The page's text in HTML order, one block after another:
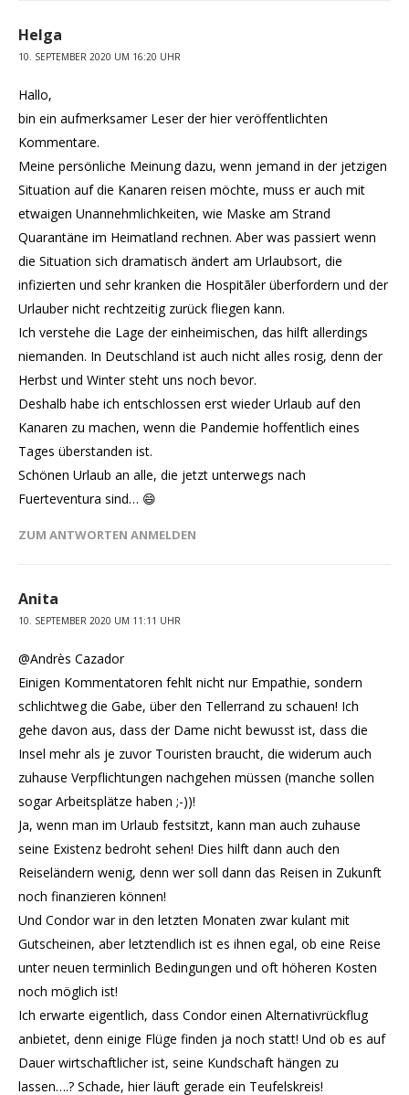
Helga
10. SEPTEMBER 2020 UM 16:20 UHR
Hallo,
bin ein aufmerksamer Leser der hier veröffentlichten
Kommentare.
Meine persönliche Meinung dazu, wenn jemand in der jetzigen
Situation auf die Kanaren reisen möchte, muss er auch mit
etwaigen Unannehmlichkeiten, wie Maske am Strand
Quarantäne im Heimatland rechnen. Aber was passiert wenn
die Situation sich dramatisch ändert am Urlaubsort, die
infizierten und sehr kranken die Hospitãler überfordern und der
Urlauber nicht rechtzeitig zurück fliegen kann.
Ich verstehe die Lage der einheimischen, das hilft allerdings
niemanden. In Deutschland ist auch nicht alles rosig, denn der
Herbst und Winter steht uns noch bevor.
Deshalb habe ich entschlossen erst wieder Urlaub auf den
Kanaren zu machen, wenn die Pandemie hoffentlich eines
Tages überstanden ist.
Schönen Urlaub an alle, die jetzt unterwegs nach
Fuerteventura sind… 😄
ZUM ANTWORTEN ANMELDEN
Anita
10. SEPTEMBER 2020 UM 11:11 UHR
@Andrès Cazador
Einigen Kommentatoren fehlt nicht nur Empathie, sondern
schlichtweg die Gabe, über den Tellerrand zu schauen! Ich
gehe davon aus, dass der Dame nicht bewusst ist, dass die
Insel mehr als je zuvor Touristen braucht, die widerum auch
zuhause Verpflichtungen nachgehen müssen (manche sollen
sogar Arbeitsplätze haben ;-))!
Ja, wenn man im Urlaub festsitzt, kann man auch zuhause
seine Existenz bedroht sehen! Dies hilft dann auch den
Reiseländern wenig, denn wer soll dann das Reisen in Zukunft
noch finanzieren können!
Und Condor war in den letzten Monaten zwar kulant mit
Gutscheinen, aber letztendlich ist es ihnen egal, ob eine Reise
unter neuen terminlich Bedingungen und oft höheren Kosten
noch möglich ist!
Ich erwarte eigentlich, dass Condor einen Alternativrückflug
anbietet, denn einige Flüge finden ja noch statt! Und ob es auf
Dauer wirtschaftlicher ist, seine Kundschaft hängen zu
lassen….? Schade, hier läuft gerade ein Teufelskreis!